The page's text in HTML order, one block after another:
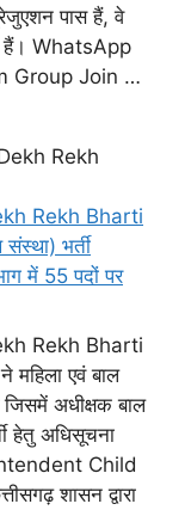
पास हैं, वे
हैं। WhatsApp
Group Join …
Rekh Bharti
भर्ती
में 55 पदों पर
Rekh Bharti
महिला एवं बाल
जिसमें अधीक्षक बाल
हेतु अधिसूचना
Child
शासन द्वारा